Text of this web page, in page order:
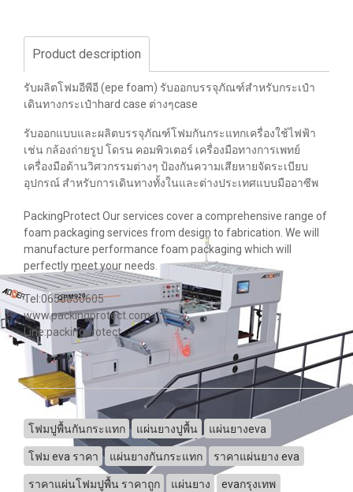
Product description
รับผลิตโฟมอีพีอี (epe foam) รับออกบรรจุภัณฑ์สำหรับกระเป๋า
เดินทางกระเป๋าhard case ต่างๆcase
รับออกแบบและผลิตบรรจุภัณฑ์โฟมกันกระแทกเครื่องใช้ไฟฟ้า
เช่น กล้องถ่ายรูป โดรน คอมพิวเตอร์ เครื่องมือทางการเพทย์
เครื่องมือด้านวิศวกรรมต่างๆ ป้องกันความเสียหายจัดระเบียบ
อุปกรณ์ สำหรับการเดินทางทั้งในและต่างประเทศแบบมืออาซีพ
PackingProtect Our services cover a comprehensive range of
foam packaging services from design to fabrication. We will
manufacture performance foam packaging which will
perfectly meet your needs.
Tel:0655030605
www.packingprotect.com
Line:packingprotect
โฟมปูพื้นกันกระแทก แผ่นยางปูพื้น แผ่นยางeva
โฟม eva ราคา แผ่นยางกันกระแทก ราคาแผ่นยาง eva
ราคาแผ่นโฟมปูพื้น ราคาถูก แผ่นยาง evaกรุงเทพ